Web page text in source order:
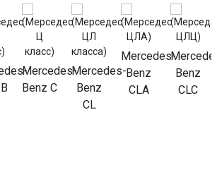
Mercedes-
Benz C
Mercedes-
Benz
CL
Mercedes-
Benz
CLA
Benz
CLC